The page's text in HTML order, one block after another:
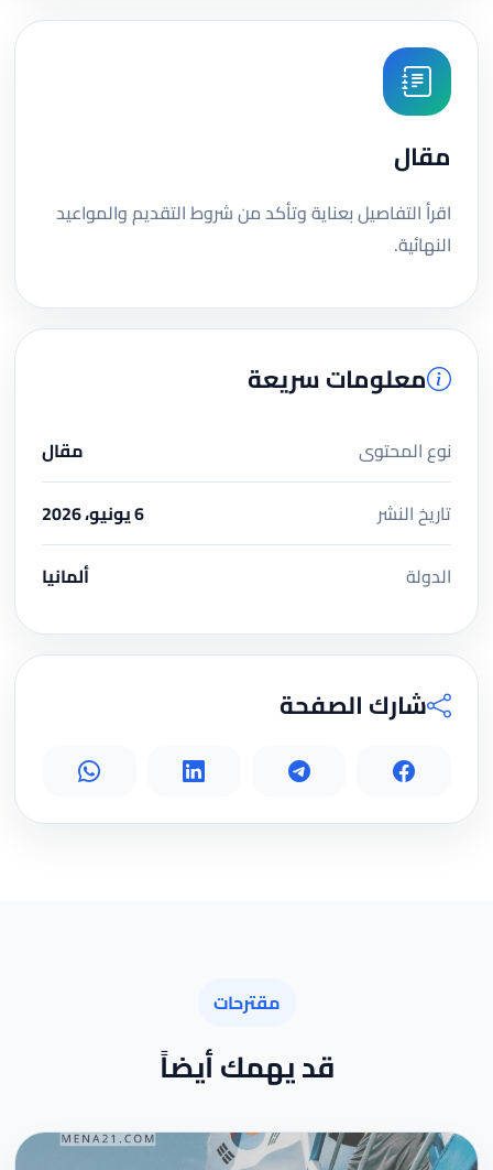
مقال
اقرأ التفاصيل بعناية وتأكد من شروط التقديم والمواعيد
النهائية.
معلومات سريعة
نوع المحتوى
مقال
تاريخ النشر
6 يونيو، 2026
الدولة
ألمانيا
شارك الصفحة
مقترحات
قد يهمك أيضاً